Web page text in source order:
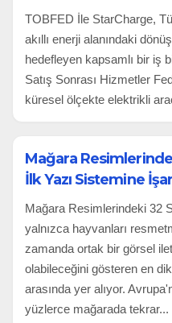
TOBFED İle StarCharge,
akıllı enerji alanındaki
hedefleyen kapsamlı bir iş
Satış Sonrası Hizmetler
küresel ölçekte elektrikli
Mağara
İlk Yazı Sistemine
Mağara Resimlerindeki 32
yalnızca hayvanları
zamanda ortak bir görsel
olabileceğini gösteren en
arasında yer alıyor.
yüzlerce mağarada tekrar...